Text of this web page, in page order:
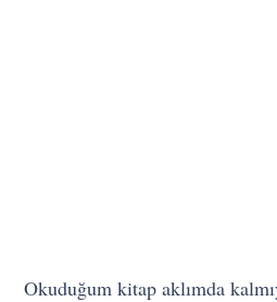
Okuduğum kitap aklımda